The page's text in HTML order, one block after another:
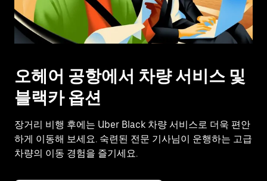
오헤어 공항에서 차량 서비스 및
블랙카 옵션
장거리 비행 후에는 Uber Black 차량 서비스로 더욱 편안
하게 이동해 보세요. 숙련된 전문 기사님이 운행하는 고급
차량의 이동 경험을 즐기세요.